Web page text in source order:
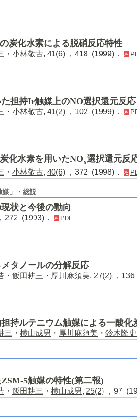
炭化水素による脱硝反応特性
・ 小林敬古, 41(6) ，418 (1999)．
担持Ir触媒上のNO選択還元反応
・ 小林敬古, 41(2) ，102 (1999)．
化水素を用いたNOx選択還元反
・ 小林敬古, 40(6) ，372 (1998)．
媒」・総説
状と今後の動向
272 (1993)． PDF
タノールの分解反応
・ 飯田耕三 ・ 厚川麻須美, 27(2) ，
持ルテニウム触媒による一酸化
三 ・ 横山成男 ・ 厚川麻須美 ・ 鈴木隆史
5触媒の特性(第二報)
・ 飯田耕三 ・ 横山成男, 25(2) ，97